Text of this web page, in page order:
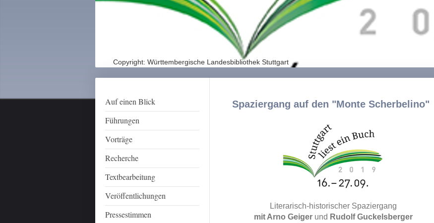
Copyright: Württembergische Landesbibliothek Stuttgart
Auf einen Blick
Führungen
Vorträge
Recherche
Textbearbeitung
Veröffentlichungen
Pressestimmen
Spaziergang auf den "Monte Scherbelino"
Literarisch-historischer Spaziergang
mit Arno Geigerund Rudolf Guckelsberger